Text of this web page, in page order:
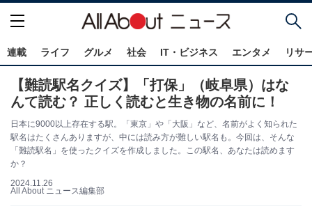
連載 ライフ グルメ 社会 IT・ビジネス エンタメ リサ
【難読駅名クイズ】「打保」（岐阜県）はな
んて読む？ 正しく読むと生き物の名前に！
日本に9000以上存在する駅。「東京」や「大阪」など、名前がよく知られた
駅名はたくさんありますが、中には読み方が難しい駅名も。今回は、そんな
「難読駅名」を使ったクイズを作成しました。この駅名、あなたは読めます
か？
2024.11.26
All About ニュース編集部